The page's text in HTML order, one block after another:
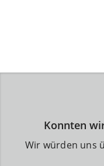
Konnten
Wir würden uns